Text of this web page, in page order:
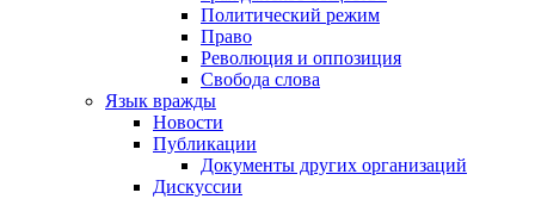
Политический режим
Право
Революция и оппозиция
Свобода слова
Язык вражды
Новости
Публикации
Документы других организаций
Дискуссии